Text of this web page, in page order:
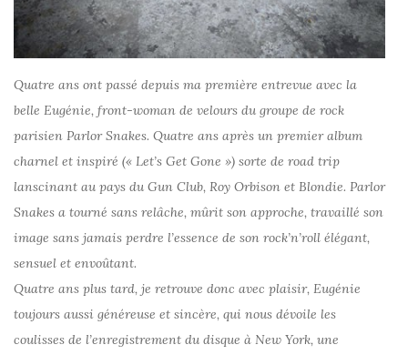
Quatre ans ont passé depuis ma première entrevue avec la
belle Eugénie, front-woman de velours du groupe de rock
parisien Parlor Snakes. Quatre ans après un premier album
charnel et inspiré (« Let’s Get Gone ») sorte de road trip
lanscinant au pays du Gun Club, Roy Orbison et Blondie. Parlor
Snakes a tourné sans relâche, mûrit son approche, travaillé son
image sans jamais perdre l’essence de son rock’n’roll élégant,
sensuel et envoûtant.
Quatre ans plus tard, je retrouve donc avec plaisir, Eugénie
toujours aussi généreuse et sincère, qui nous dévoile les
coulisses de l’enregistrement du disque à New York, une